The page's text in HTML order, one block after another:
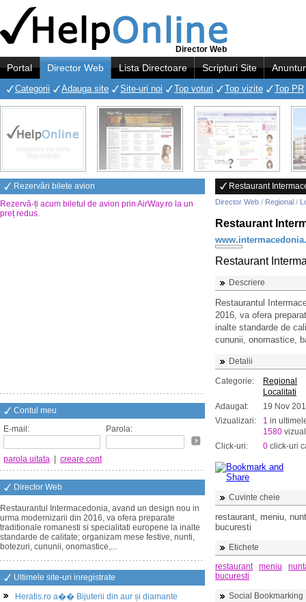
Director Web
Portal Director Web Lista Directoare Scripturi Site
Categorii Adauga site Site-uri noi Top voturi Top vizite Top PR
Rezervări bilete avion
Rezervă-ți acum biletul de avion prin AirWay.ro la un
preț redus.
Contul meu
E-mail:
Parola:
parola uitata creare cont
Director Web
Restaurantul Intermacedonia, avand un design nou in
urma modernizarii din 2016, va ofera preparate
traditionale romanesti si specialitati europene la inalte
standarde de calitate; organizam mese festive, nunti,
botezuri, cununii, onomastice,...
Ultimele site-uri inregistrate
Heratis.ro a�� Bijuterii din aur și diamante
Restaurant
Director Web / Regional /
Restaurant
Restaurant
Descriere
Restaurantul
2016, va ofera
inalte standarde de
cununii, onomastice,
Detalii
Categorie:
Regional
Localitati
Adaugat:
19 Nov
Vizualizari:
1 in
1580
Click-uri:
0 click-uri
Cuvinte cheie
restaurant, meniu,
bucuresti
Etichete
restaurant
meniu
bucuresti
Social Bookmarking